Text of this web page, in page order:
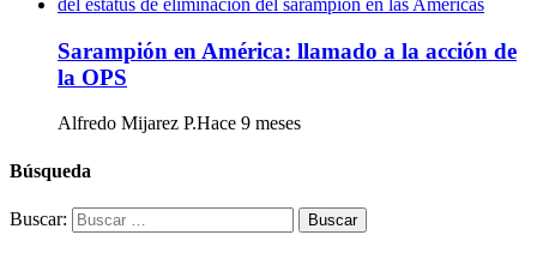
Sarampión en América: llamado a la acción de
la OPS
Alfredo Mijarez P.Hace 9 meses
Búsqueda
Buscar: